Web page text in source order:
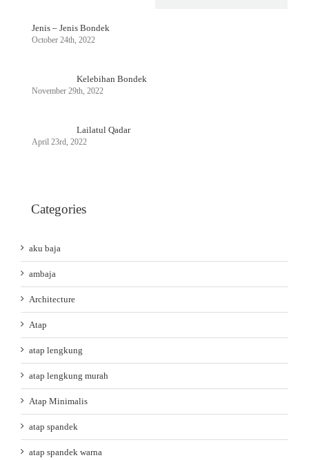
Jenis – Jenis Bondek
October 24th, 2022
Kelebihan Bondek
November 29th, 2022
Lailatul Qadar
April 23rd, 2022
Categories
aku baja
ambaja
Architecture
Atap
atap lengkung
atap lengkung murah
Atap Minimalis
atap spandek
atap spandek warna